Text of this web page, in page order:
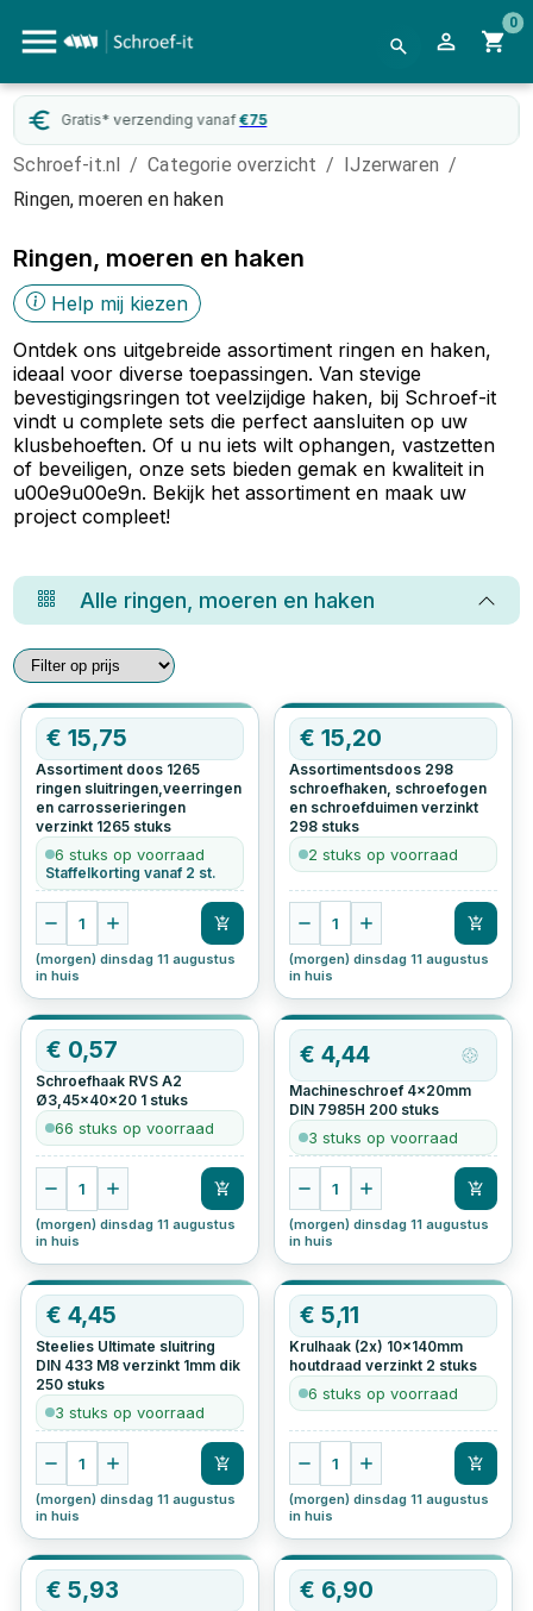
0
Gratis* verzending vanaf €75
Schroef-it.nl / Categorie overzicht / IJzerwaren /
Ringen, moeren en haken
Ringen, moeren en haken
Help mij kiezen
Ontdek ons uitgebreide assortiment ringen en haken,
ideaal voor diverse toepassingen. Van stevige
bevestigingsringen tot veelzijdige haken, bij Schroef-it
vindt u complete sets die perfect aansluiten op uw
klusbehoeften. Of u nu iets wilt ophangen, vastzetten
of beveiligen, onze sets bieden gemak en kwaliteit in
u00e9u00e9n. Bekijk het assortiment en maak uw
project compleet!
Alle ringen, moeren en haken
€15,75
Assortiment doos 1265
ringen sluitringen,veerringen
en carrosserieringen
verzinkt 1265 stuks
6 stuks op voorraad
Staffelkorting vanaf 2 st.
1
(morgen) dinsdag 11 augustus
in huis
€ 15,20
Assortimentsdoos 298
schroefhaken, schroefogen
en schroefduimen verzinkt
298 stuks
2 stuks op voorraad
1
(morgen) dinsdag 11 augustus
in huis
€ 0,57
Schroefhaak RVS A2
Ø3,45x40x20 1 stuks
66 stuks op voorraad
1
(morgen) dinsdag 11 augustus
in huis
€ 4,44
Machineschroef 4x20mm
DIN 7985H 200 stuks
3 stuks op voorraad
1
(morgen) dinsdag 11 augustus
in huis
€4,45
Steelies Ultimate sluitring
DIN 433 M8 verzinkt 1mm dik
250 stuks
3 stuks op voorraad
1
(morgen) dinsdag 11 augustus
in huis
€ 5,11
Krulhaak (2x) 10x140mm
houtdraad verzinkt 2 stuks
6 stuks op voorraad
1
(morgen) dinsdag 11 augustus
in huis
€5,93 € 6,90